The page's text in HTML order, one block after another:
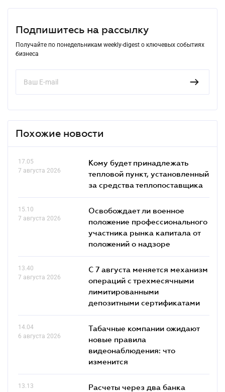
Подпишитесь на рассылку
Получайте по понедельникам weekly-digest о ключевых событиях
бизнеса
Похожие новости
17.05
7 августа 2026
Кому будет принадлежать
тепловой пункт, установленный
за средства теплопоставщика
15.10
7 августа 2026
Освобождает ли военное
положение профессионального
участника рынка капитала от
положений о надзоре
13.40
7 августа 2026
С 7 августа меняется механизм
операций с трехмесячными
лимитированными
депозитными сертификатами
14.04
6 августа 2026
Табачные компании ожидают
новые правила
видеонаблюдения: что
изменится
13.13
Расчеты через два банка